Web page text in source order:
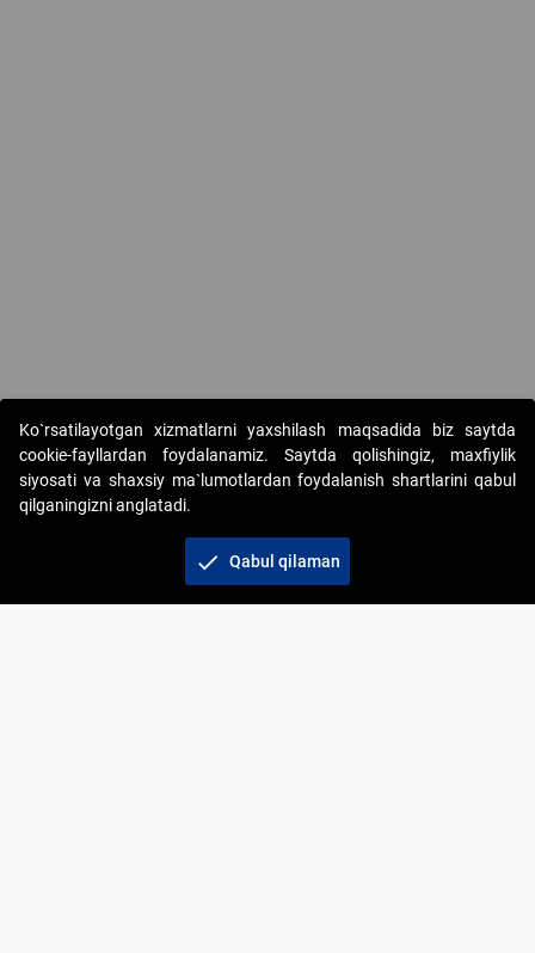
Copyright © 2017-2026. "Elektron onlayn-auksionlarni
tashkil etish" AJ. Barcha huquqlar himoyalangan
Ko`rsatilayotgan xizmatlarni yaxshilash maqsadida biz saytda
cookie-fayllardan foydalanamiz. Saytda qolishingiz, maxfiylik
siyosati va shaxsiy ma`lumotlardan foydalanish shartlarini qabul
qilganingizni anglatadi.
check Qabul qilaman